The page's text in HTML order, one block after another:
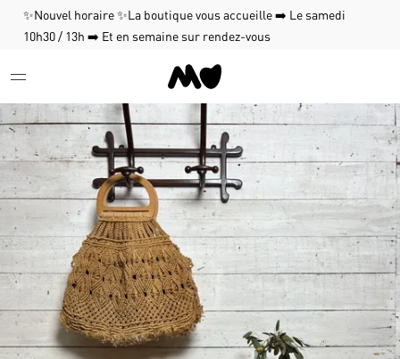
✨Nouvel horaire ✨La boutique vous accueille ➡️ Le samedi
10h30 / 13h ➡️ Et en semaine sur rendez-vous